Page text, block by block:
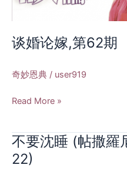
谈婚论嫁,第62期
奇妙恩典 / user919
62
期
Read More »
不要沈睡 (帖撒羅
22)
不
要
沈